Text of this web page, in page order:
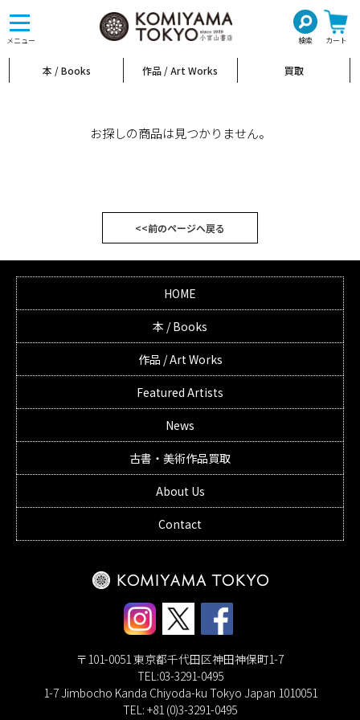
メニュー 検索 カート
toggle
navigation
本 / Books 作品 / Art Works 買取
お探しの商品は見つかりません。
<<前のページへ戻る
HOME
本 / Books
作品 / Art Works
Featured Artists
News
古書・美術作品買取
About Us
Contact
〒101-0051 東京都千代田区神田神保町1-7
TEL:03-3291-0495
1-7 Jimbocho Kanda Chiyoda-ku Tokyo Japan 1010051
TEL: +81 (0)3-3291-0495